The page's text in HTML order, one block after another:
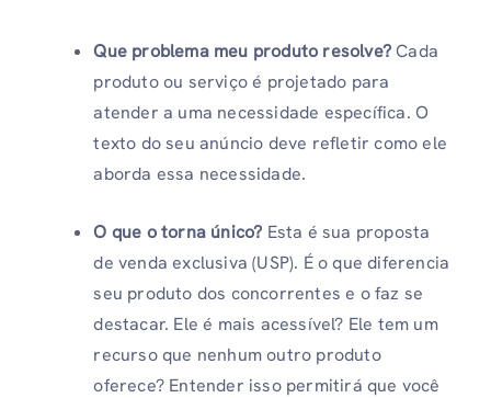
Que problema meu produto resolve?Cada
produto ou serviço é projetado para
atender a uma necessidade específica. O
texto do seu anúncio deve refletir como ele
aborda essa necessidade.
O que o torna único? Esta é sua proposta
de venda exclusiva (USP). É o que diferencia
seu produto dos concorrentes e o faz se
destacar. Ele é mais acessível? Ele tem um
recurso que nenhum outro produto
oferece? Entender isso permitirá que você